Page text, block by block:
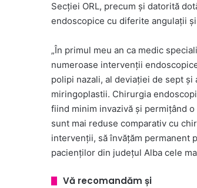
Secției ORL, precum și datorită
endoscopice cu diferite angulații
„În primul meu an ca medic
numeroase intervenții
polipi nazali, al deviației de sept
miringoplastii. Chirurgia
fiind minim invazivă și permițând
sunt mai reduse comparativ cu
intervenții, să învățăm permanent
pacienților din județul Alba cele
Vă recomandăm și